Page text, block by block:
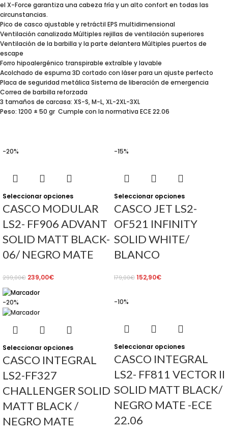
el X-Force garantiza una cabeza fría y un alto confort en todas las
circunstancias.
Pico de casco ajustable y retráctil EPS multidimensional
Ventilación canalizada Múltiples rejillas de ventilación superiores
Ventilación de la barbilla y la parte delantera Múltiples puertos de
escape
Forro hipoalergénico transpirable extraíble y lavable
Acolchado de espuma 3D cortado con láser para un ajuste perfecto
Placa de seguridad metálica Sistema de liberación de emergencia
Correa de barbilla reforzada
3 tamaños de carcasa: XS-S, M-L, XL-2XL-3XL
Peso: 1200 ± 50 gr Cumple con la normativa ECE 22.06
-20%
Seleccionar opciones
CASCO MODULAR
LS2- FF906 ADVANT
SOLID MATT BLACK-
06/ NEGRO MATE
299,00€ 239,00€
-15%
Seleccionar opciones
CASCO JET LS2-
OF521 INFINITY
SOLID WHITE/
BLANCO
179,00€ 152,90€
-20%
Seleccionar opciones
CASCO INTEGRAL
LS2-FF327
CHALLENGER SOLID
MATT BLACK /
NEGRO MATE
-10%
Seleccionar opciones
CASCO INTEGRAL
LS2- FF811 VECTOR II
SOLID MATT BLACK/
NEGRO MATE -ECE
22.06